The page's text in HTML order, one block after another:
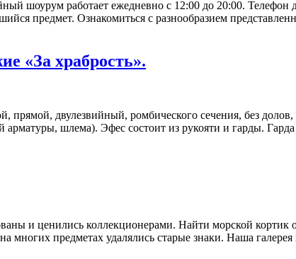
шоурум работает ежедневно с 12:00 до 20:00. Телефон
предмет. Ознакомиться с разнообразием
«За храбрость».
прямой, двулезвийный, ромбического сечения, без
шлема). Эфес состоит из рукояти и гарды.
и ценились коллекционерами. Найти морской
предметах удалялись старые знаки. Наша галерея